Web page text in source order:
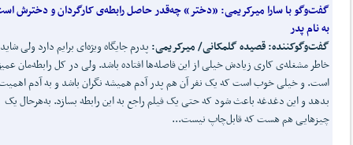
گفتوگو با سارا میرکریمی: «دختر» چهقدر حاصل رابطه‌ی کارگردان و دخترش
به نام پدر
گفت‌و‌گوکننده: قصیده گلمکانی/ میرکریمی: پدرم جایگاه ویژه‌ای برایم دارد ولی
خاطر مشغله‌ی کاری زیادش خیلی از این فاصله‌ها افتاده باشد. ولی در کل رابطه‌مان
است. و خیلی خوب است که یک نفر آن هم پدر آدم همیشه نگران باشد و به آدم
بدهد و این دغدغه باعث شود که حتی یک فیلم راجع‌ به این رابطه بسازد. به‌هرحال یک
چیزهایی هم هست که قابل‌چاپ نیست...